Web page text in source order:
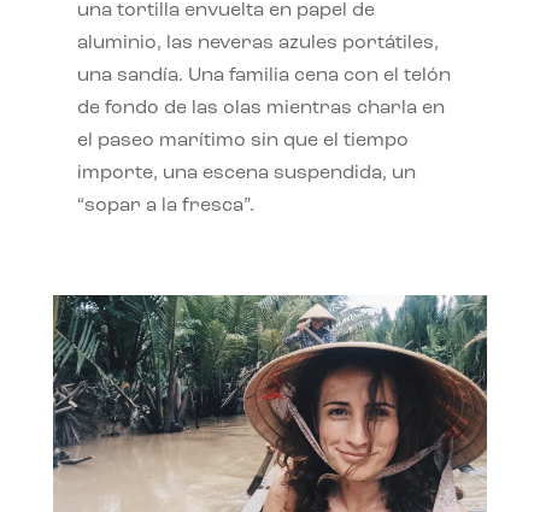
una tortilla envuelta en papel de
aluminio, las neveras azules portátiles,
una sandía. Una familia cena con el telón
de fondo de las olas mientras charla en
el paseo marítimo sin que el tiempo
importe, una escena suspendida, un
“sopar a la fresca”.